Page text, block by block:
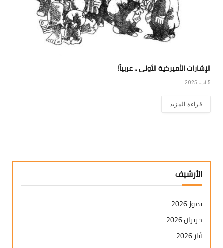
الإشارات الأميركية الأولى .. عربياً!
5 آب، 2025
قراءة المزيد
الأرشيف
تموز 2026
حزيران 2026
أيار 2026